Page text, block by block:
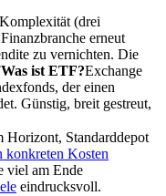
(drei
erneut
zu vernichten. Die
Was ist ETF?Exchange
der einen
Günstig, breit gestreut,
Horizont, Standarddepot
konkreten Kosten
viel am Ende
eindrucksvoll.